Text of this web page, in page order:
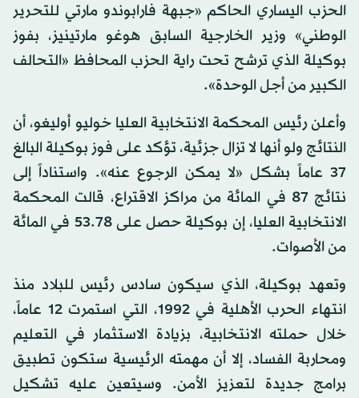
الحزب اليساري الحاكم «جبهة فارابوندو مارتي للتحرير
الوطني» وزير الخارجية السابق هوغو مارتينيز، بفوز
بوكيلة الذي ترشح تحت راية الحزب المحافظ «التحالف
الكبير من أجل الوحدة».
وأعلن رئيس المحكمة الانتخابية العليا خوليو أوليغو، أن
النتائج ولو أنها لا تزال جزئية، تؤكد على فوز بوكيلة البالغ
37 عاماً بشكل «لا يمكن الرجوع عنه». واستناداً إلى
نتائج 87 في المائة من مراكز الاقتراع، قالت المحكمة
الانتخابية العليا، إن بوكيلة حصل على 53.78 في المائة
من الأصوات.
وتعهد بوكيلة، الذي سيكون سادس رئيس للبلاد منذ
انتهاء الحرب الأهلية في 1992، التي استمرت 12 عاماً،
خلال حملته الانتخابية، بزيادة الاستثمار في التعليم
ومحاربة الفساد، إلا أن مهمته الرئيسية ستكون تطبيق
برامج جديدة لتعزيز الأمن. وسيتعين عليه تشكيل